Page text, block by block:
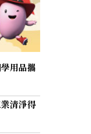
用品攜
清淨得